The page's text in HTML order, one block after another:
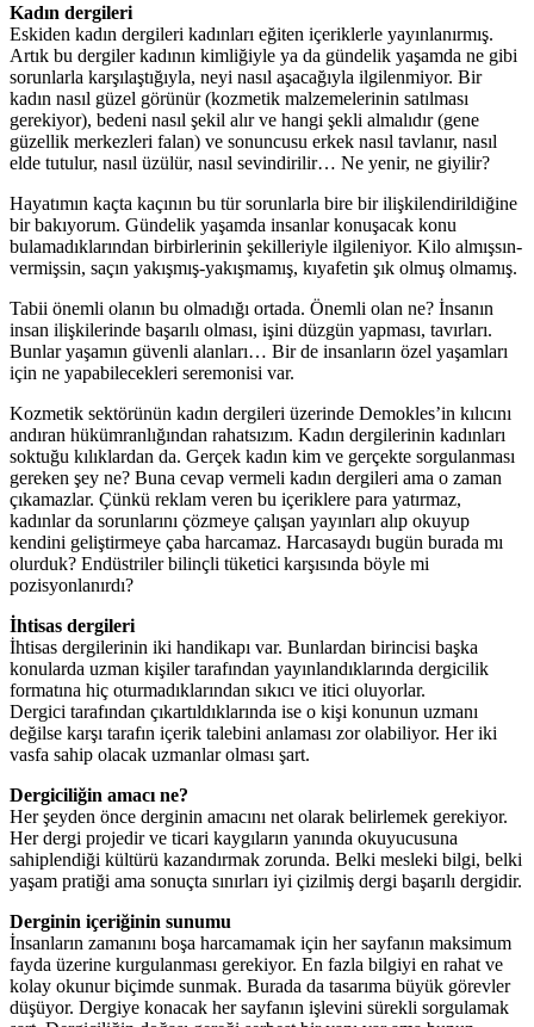
Kadın dergileri
Eskiden kadın dergileri kadınları eğiten içeriklerle yayınlanırmış.
Artık bu dergiler kadının kimliğiyle ya da gündelik yaşamda ne gibi
sorunlarla karşılaştığıyla, neyi nasıl aşacağıyla ilgilenmiyor. Bir
kadın nasıl güzel görünür (kozmetik malzemelerinin satılması
gerekiyor), bedeni nasıl şekil alır ve hangi şekli almalıdır (gene
güzellik merkezleri falan) ve sonuncusu erkek nasıl tavlanır, nasıl
elde tutulur, nasıl üzülür, nasıl sevindirilir… Ne yenir, ne giyilir?
Hayatımın kaçta kaçının bu tür sorunlarla bire bir ilişkilendirildiğine
bir bakıyorum. Gündelik yaşamda insanlar konuşacak konu
bulamadıklarından birbirlerinin şekilleriyle ilgileniyor. Kilo almışsın-
vermişsin, saçın yakışmış-yakışmamış, kıyafetin şık olmuş olmamış.
Tabii önemli olanın bu olmadığı ortada. Önemli olan ne? İnsanın
insan ilişkilerinde başarılı olması, işini düzgün yapması, tavırları.
Bunlar yaşamın güvenli alanları… Bir de insanların özel yaşamları
için ne yapabilecekleri seremonisi var.
Kozmetik sektörünün kadın dergileri üzerinde Demokles’in kılıcını
andıran hükümranlığından rahatsızım. Kadın dergilerinin kadınları
soktuğu kılıklardan da. Gerçek kadın kim ve gerçekte sorgulanması
gereken şey ne? Buna cevap vermeli kadın dergileri ama o zaman
çıkamazlar. Çünkü reklam veren bu içeriklere para yatırmaz,
kadınlar da sorunlarını çözmeye çalışan yayınları alıp okuyup
kendini geliştirmeye çaba harcamaz. Harcasaydı bugün burada mı
olurduk? Endüstriler bilinçli tüketici karşısında böyle mi
pozisyonlanırdı?
İhtisas dergileri
İhtisas dergilerinin iki handikapı var. Bunlardan birincisi başka
konularda uzman kişiler tarafından yayınlandıklarında dergicilik
formatına hiç oturmadıklarından sıkıcı ve itici oluyorlar.
Dergici tarafından çıkartıldıklarında ise o kişi konunun uzmanı
değilse karşı tarafın içerik talebini anlaması zor olabiliyor. Her iki
vasfa sahip olacak uzmanlar olması şart.
Dergiciliğin amacı ne?
Her şeyden önce derginin amacını net olarak belirlemek gerekiyor.
Her dergi projedir ve ticari kaygıların yanında okuyucusuna
sahiplendiği kültürü kazandırmak zorunda. Belki mesleki bilgi, belki
yaşam pratiği ama sonuçta sınırları iyi çizilmiş dergi başarılı dergidir.
Derginin içeriğinin sunumu
İnsanların zamanını boşa harcamamak için her sayfanın maksimum
fayda üzerine kurgulanması gerekiyor. En fazla bilgiyi en rahat ve
kolay okunur biçimde sunmak. Burada da tasarıma büyük görevler
düşüyor. Dergiye konacak her sayfanın işlevini sürekli sorgulamak